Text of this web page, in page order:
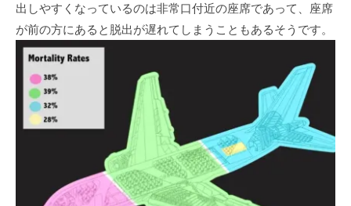
出しやすくなっているのは非常口付近の座席であって、座席
が前の方にあると脱出が遅れてしまうこともあるそうです。